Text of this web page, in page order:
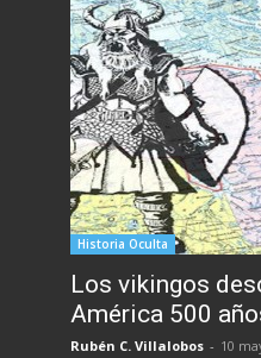
Historia Oculta
Los vikingos
América 500
Rubén C. Villalobos - 10